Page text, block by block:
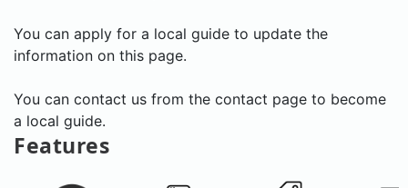
You can apply for a local guide to update the
information on this page.
You can contact us from the contact page to become
a local guide.
Features